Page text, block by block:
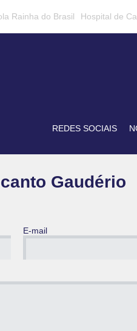
Rainha do Brasil Hospital de
REDES SOCIAIS
Gaudério
E-mail